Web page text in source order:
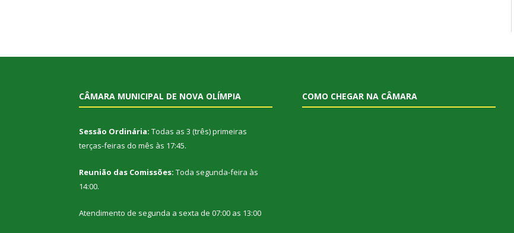
CÂMARA MUNICIPAL DE NOVA OLÍMPIA
Sessão Ordinária: Todas as 3 (três) primeiras
terças-feiras do mês às 17:45.
Reunião das Comissões: Toda segunda-feira às
14:00.
Atendimento de segunda a sexta de 07:00 as 13:00
COMO CHEGAR NA CÂMARA